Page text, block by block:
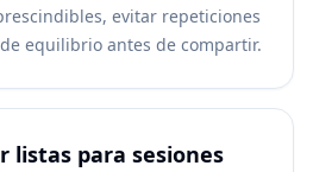
evitar repeticiones
equilibrio antes de compartir.
listas para sesiones